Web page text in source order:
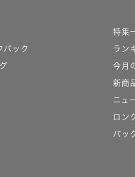
パック
特集
ラン
今月
新商
ニュ
ロン
バッ